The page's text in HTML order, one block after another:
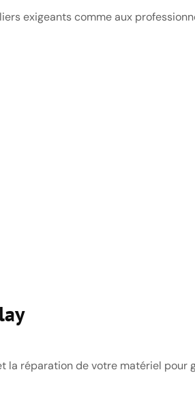
exigeants comme aux
la réparation de votre matériel